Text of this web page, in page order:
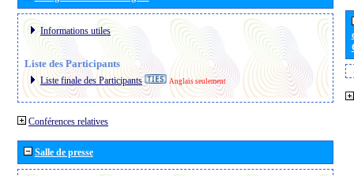
Informations utiles
Liste des Participants
Liste finale des Participants Anglais seulement
Conférences relatives
Salle de presse